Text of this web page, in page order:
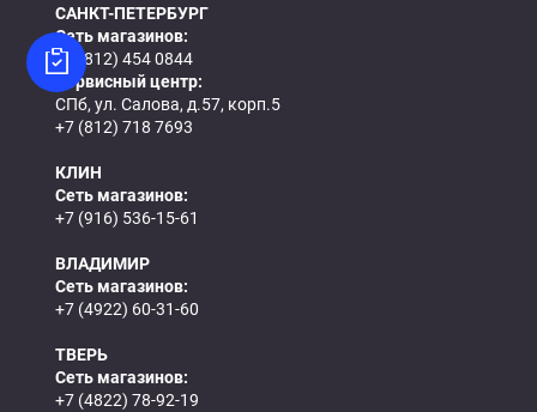
САНКТ-ПЕТЕРБУРГ
Сеть магазинов:
+7 (812) 454 0844
Сервисный центр:
СПб, ул. Салова, д.57, корп.5
+7 (812) 718 7693
КЛИН
Сеть магазинов:
+7 (916) 536-15-61
ВЛАДИМИР
Сеть магазинов:
+7 (4922) 60-31-60
ТВЕРЬ
Сеть магазинов:
+7 (4822) 78-92-19